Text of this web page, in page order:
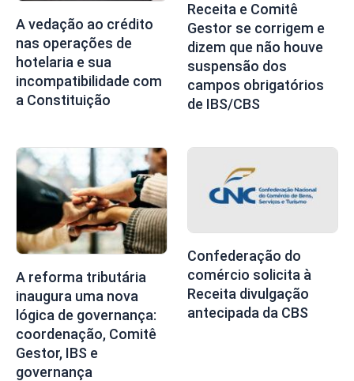
A vedação ao crédito
nas operações de
hotelaria e sua
incompatibilidade com
a Constituição
Receita e Comitê
Gestor se corrigem e
dizem que não houve
suspensão dos
campos obrigatórios
de IBS/CBS
A reforma tributária
inaugura uma nova
lógica de governança:
coordenação, Comitê
Gestor, IBS e
governança
Confederação do
comércio solicita à
Receita divulgação
antecipada da CBS